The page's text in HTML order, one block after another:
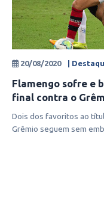
20/08/2020 |
Flamengo sofre e
final contra o
Dois dos favoritos ao
Grêmio seguem sem